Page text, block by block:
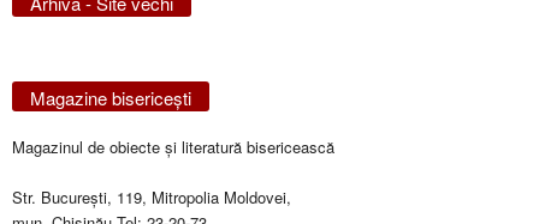
Magazine bisericeşti
Magazinul de obiecte şi literatură bisericească
Str. Bucureşti, 119, Mitropolia Moldovei,